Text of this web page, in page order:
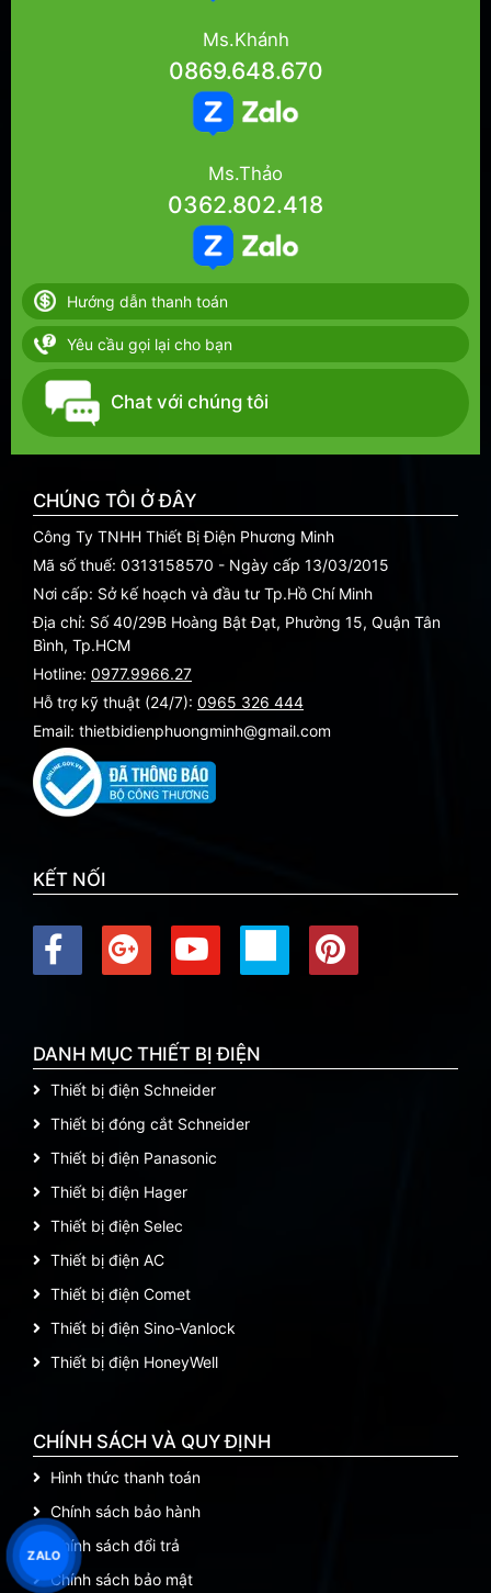
Ms.Khánh
0869.648.670
Ms.Thảo
0362.802.418
Hướng dẫn thanh toán
Yêu cầu gọi lại cho bạn
Chat với chúng tôi
CHÚNG TÔI Ở ĐÂY
Công Ty TNHH Thiết Bị Điện Phương Minh
Mã số thuế: 0313158570 - Ngày cấp 13/03/2015
Nơi cấp: Sở kế hoạch và đầu tư Tp.Hồ Chí Minh
Địa chỉ: Số 40/29B Hoàng Bật Đạt, Phường 15, Quận Tân
Bình, Tp.HCM
Hotline: 0977.9966.27
Hỗ trợ kỹ thuật (24/7): 0965 326 444
Email: thietbidienphuongminh@gmail.com
KẾT NỐI
DANH MỤC THIẾT BỊ ĐIỆN
Thiết bị điện Schneider
Thiết bị đóng cắt Schneider
Thiết bị điện Panasonic
Thiết bị điện Hager
Thiết bị điện Selec
Thiết bị điện AC
Thiết bị điện Comet
Thiết bị điện Sino-Vanlock
Thiết bị điện HoneyWell
CHÍNH SÁCH VÀ QUY ĐỊNH
Hình thức thanh toán
Chính sách bảo hành
Chính sách đổi trả
Chính sách bảo mật
ZALO